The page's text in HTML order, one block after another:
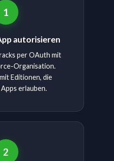
1
autorisieren
per OAuth mit
Organisation.
Editionen, die
erlauben.
2